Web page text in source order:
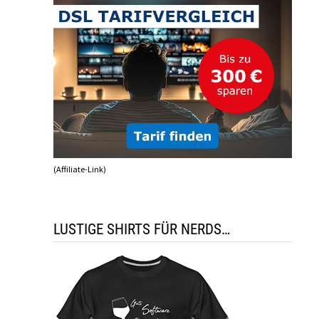
(Affiliate-Link)
LUSTIGE SHIRTS FÜR NERDS…